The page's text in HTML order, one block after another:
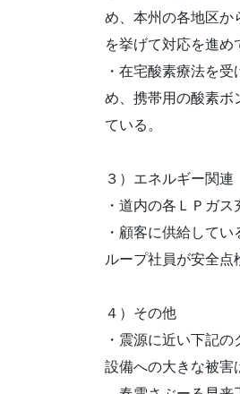
め、本州の各地区か
を挙げて対応を進め
・在宅酸素療法を
め、携帯用の酸素ボ
ている。
３）エネルギー関連
・道内の各ＬＰガ
・顧客に供給して
ループ社員が安全点
４）その他
・震源に近い下記
設備への大きな被害